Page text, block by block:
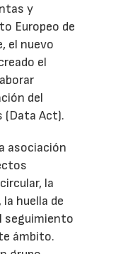
y
Europeo de
el nuevo
el
del
(Data Act).
asociación
la
huella de
seguimiento
ámbito.